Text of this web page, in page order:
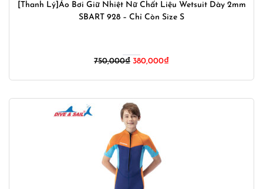
[Thanh Lý]Áo Bơi Giữ Nhiệt Nữ Chất Liệu Wetsuit Dày 2mm
SBART 928 – Chỉ Còn Size S
750,000₫ 380,000₫